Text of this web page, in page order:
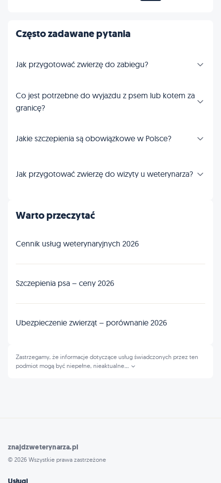
Często zadawane pytania
Jak przygotować zwierzę do zabiegu?
Co jest potrzebne do wyjazdu z psem lub kotem za
granicę?
Jakie szczepienia są obowiązkowe w Polsce?
Jak przygotować zwierzę do wizyty u weterynarza?
Warto przeczytać
Cennik usług weterynaryjnych 2026
Szczepienia psa – ceny 2026
Ubezpieczenie zwierząt – porównanie 2026
Zastrzegamy, że informacje dotyczące usług świadczonych przez ten
podmiot mogą być niepełne, nieaktualne
znajdzweterynarza.pl
© 2026 Wszystkie prawa zastrzeżone